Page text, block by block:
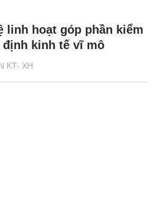
KT- XH
linh hoạt góp phần kiểm
kinh tế vĩ mô